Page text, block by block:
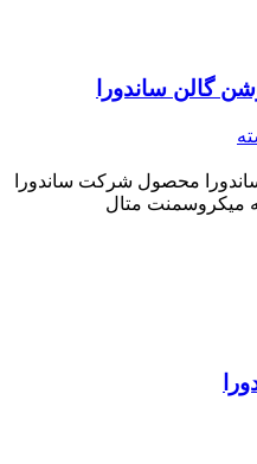
گالن ساندورا
محصول شرکت ساندورا